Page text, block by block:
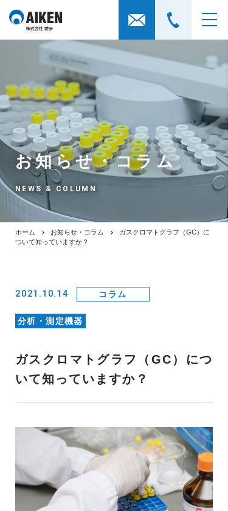
お知らせ・コラム
NEWS & COLUMN
ホーム お知らせ・コラム
ガスクロマトグラフ（GC）に
ついて知っていますか？
2021.10.14 コラム
分析・測定機器
ガスクロマトグラフ（GC）につ
いて知っていますか？